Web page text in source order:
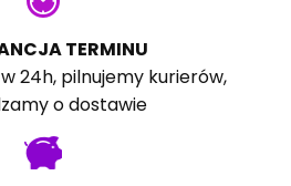
TERMINU
24h, pilnujemy kurierów,
o dostawie